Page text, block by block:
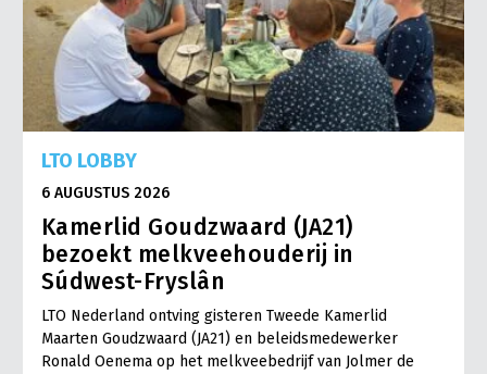
LTO LOBBY
6 AUGUSTUS 2026
Kamerlid Goudzwaard (JA21)
bezoekt melkveehouderij in
Súdwest-Fryslân
LTO Nederland ontving gisteren Tweede Kamerlid
Maarten Goudzwaard (JA21) en beleidsmedewerker
Ronald Oenema op het melkveebedrijf van Jolmer de